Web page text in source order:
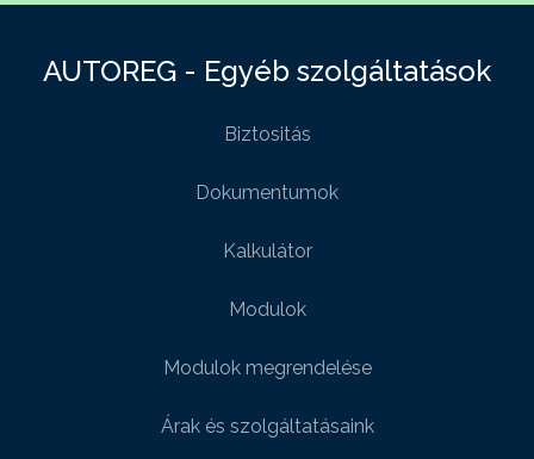
AUTOREG - Egyéb szolgáltatások
Biztositás
Dokumentumok
Kalkulátor
Modulok
Modulok megrendelése
Árak és szolgáltatásaink